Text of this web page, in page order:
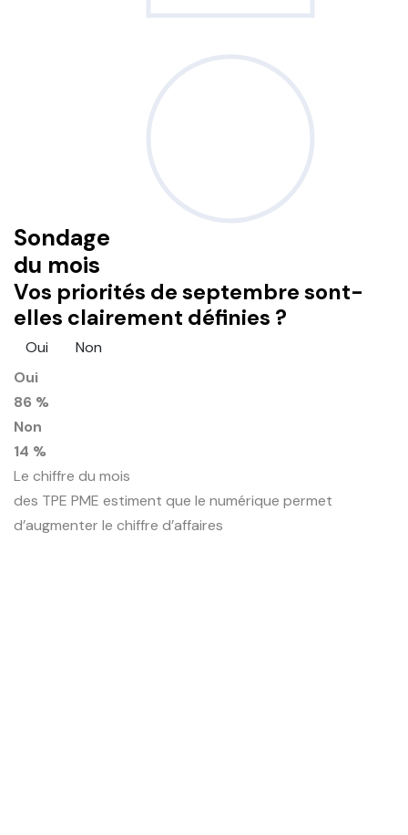
Sondage
du mois
Vos priorités de septembre sont-
elles clairement définies ?
Oui
Non
Oui
86 %
Non
14 %
Le chiffre du mois
des TPE PME estiment que le numérique permet
d’augmenter le chiffre d’affaires